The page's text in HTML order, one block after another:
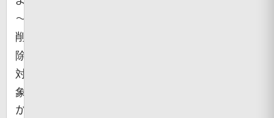
～。
削
除
対
象
か